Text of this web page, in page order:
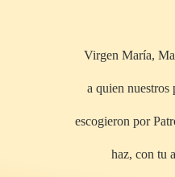
Virgen María,
a quien nuestros
escogieron por
haz, con tu